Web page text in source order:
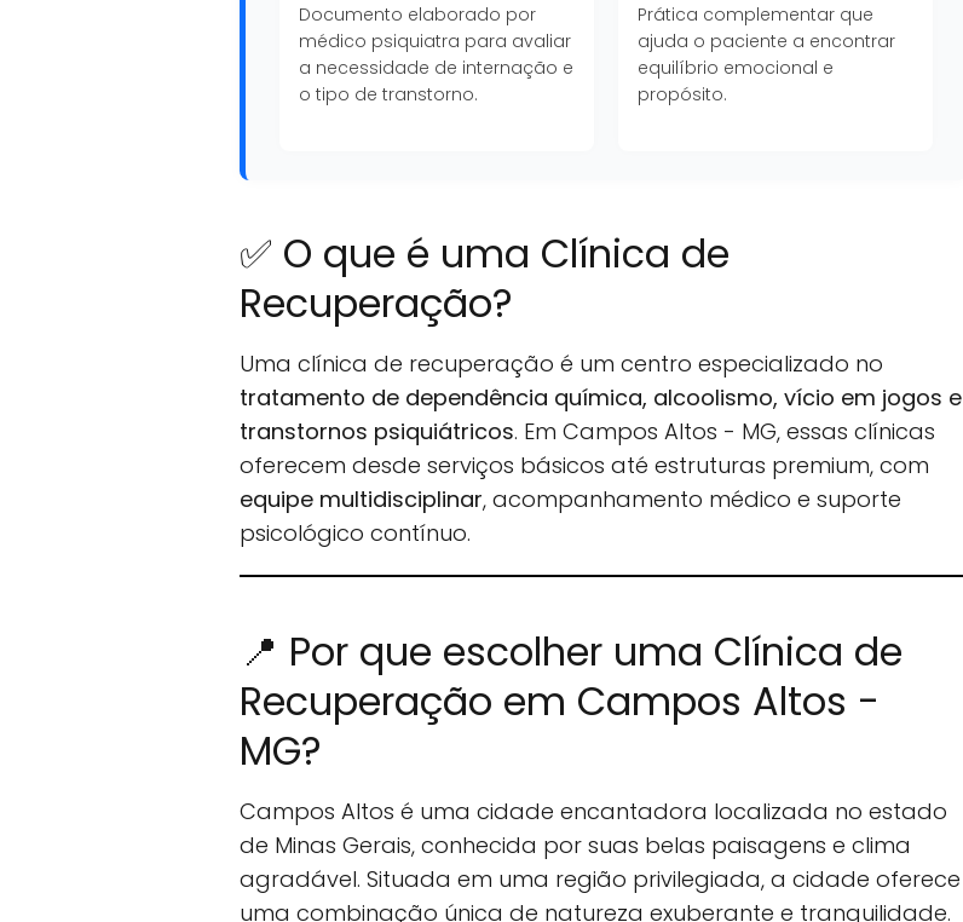
Documento elaborado por
médico psiquiatra para avaliar
a necessidade de internação e
o tipo de transtorno.
Prática complementar que
ajuda o paciente a encontrar
equilíbrio emocional e
propósito.
✅ O que é uma Clínica de
Recuperação?
Uma clínica de recuperação é um centro especializado no
tratamento de dependência química, alcoolismo, vício em jogos e
transtornos psiquiátricos. Em Campos Altos - MG, essas clínicas
oferecem desde serviços básicos até estruturas premium, com
equipe multidisciplinar, acompanhamento médico e suporte
psicológico contínuo.
📍 Por que escolher uma Clínica de
Recuperação em Campos Altos -
MG?
Campos Altos é uma cidade encantadora localizada no estado
de Minas Gerais, conhecida por suas belas paisagens e clima
agradável. Situada em uma região privilegiada, a cidade oferece
uma combinação única de natureza exuberante e tranquilidade.